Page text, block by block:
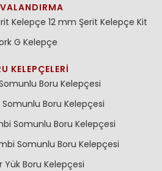
Kelepçe 12 mm Şerit Kelepçe Kit
G Kelepçe
KELEPÇELERI
Boru Kelepçesi
Somunlu Boru Kelepçesi
Somunlu Boru Kelepçesi
Somunlu Boru Kelepçesi
Yük Boru Kelepçesi